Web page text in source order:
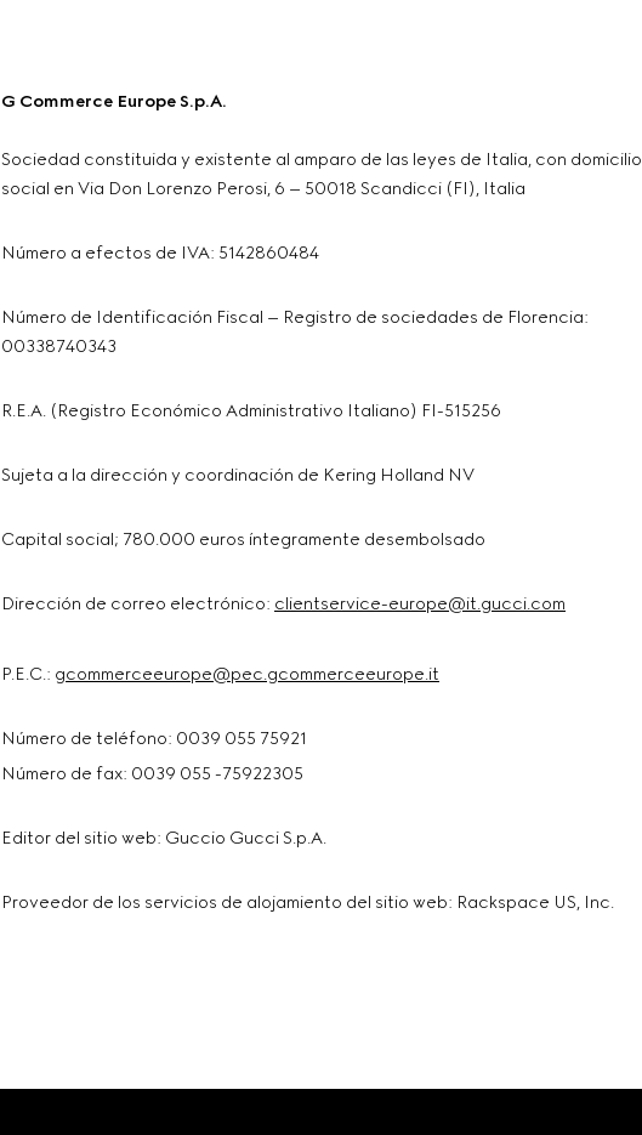
G Commerce Europe S.p.A.
Sociedad constituida y existente al amparo de las leyes de Italia, con domicilio
social en Via Don Lorenzo Perosi, 6 – 50018 Scandicci (FI), Italia
Número a efectos de IVA: 5142860484
Número de Identificación Fiscal – Registro de sociedades de Florencia:
00338740343
R.E.A. (Registro Económico Administrativo Italiano) FI-515256
Sujeta a la dirección y coordinación de Kering Holland NV
Capital social; 780.000 euros íntegramente desembolsado
Dirección de correo electrónico: clientservice-europe@it.gucci.com
P.E.C.: gcommerceeurope@pec.gcommerceeurope.it
Número de teléfono: 0039 055 75921
Número de fax: 0039 055 -75922305
Editor del sitio web: Guccio Gucci S.p.A.
Proveedor de los servicios de alojamiento del sitio web: Rackspace US, Inc.